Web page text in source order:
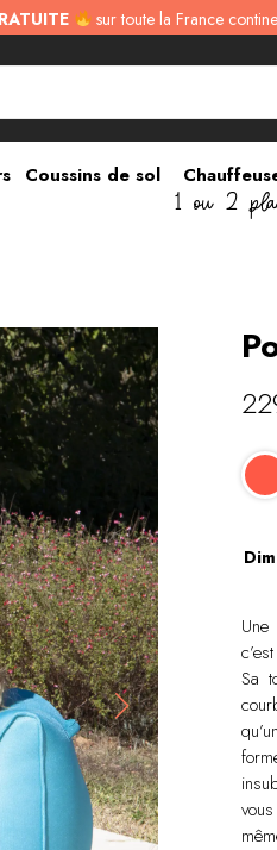
sur toute la France
Coussins de sol 1 ou 2
Sa